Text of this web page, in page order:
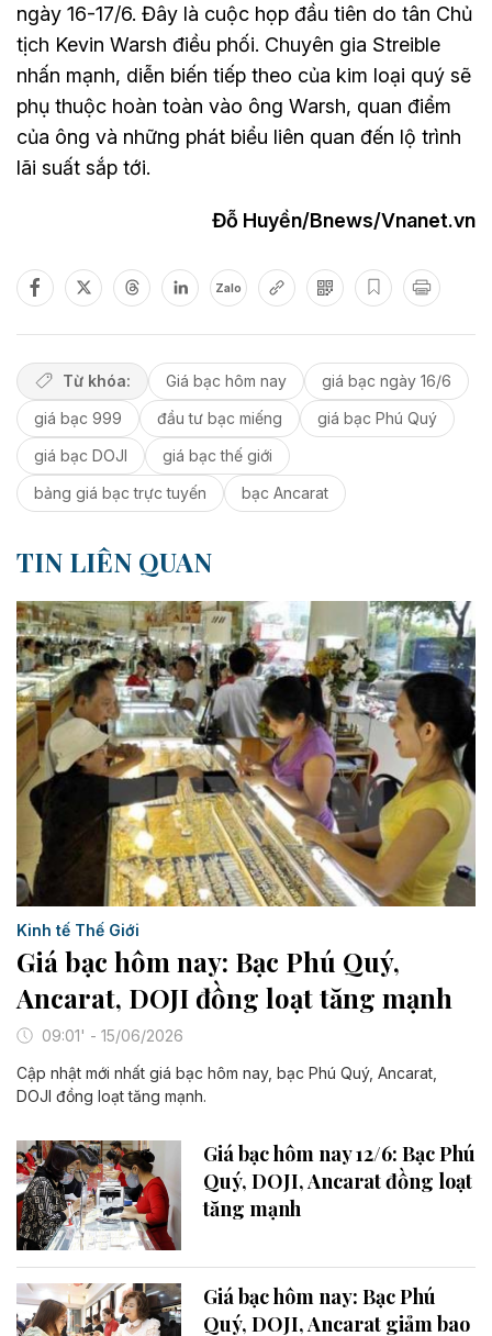
ngày 16-17/6. Đây là cuộc họp đầu tiên do tân Chủ
tịch Kevin Warsh điều phối. Chuyên gia Streible
nhấn mạnh, diễn biến tiếp theo của kim loại quý sẽ
phụ thuộc hoàn toàn vào ông Warsh, quan điểm
của ông và những phát biểu liên quan đến lộ trình
lãi suất sắp tới.
Đỗ Huyền/Bnews/Vnanet.vn
Zalo
Từ khóa: Giá bạc hôm nay
giá bạc ngày 16/6
giá bạc 999
đầu tư bạc miếng
giá bạc Phú Quý
giá bạc DOJI
giá bạc thế giới
bảng giá bạc trực tuyến
bạc Ancarat
TIN LIÊN QUAN
Kinh tế Thế Giới
Giá bạc hôm nay: Bạc Phú Quý,
Ancarat, DOJI đồng loạt tăng mạnh
09:01' - 15/06/2026
Cập nhật mới nhất giá bạc hôm nay, bạc Phú Quý, Ancarat,
DOJI đồng loạt tăng mạnh.
Giá bạc hôm nay 12/6: Bạc Phú
Quý, DOJI, Ancarat đồng loạt
tăng mạnh
Giá bạc hôm nay: Bạc Phú
Quý, DOJI, Ancarat giảm bao